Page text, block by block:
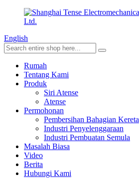
English
Rumah
Tentang Kami
Produk
Siri Atense
Atense
Permohonan
Pembersihan Bahagian Kereta
Industri Penyelenggaraan
Industri Pembuatan Semula
Masalah Biasa
Video
Berita
Hubungi Kami